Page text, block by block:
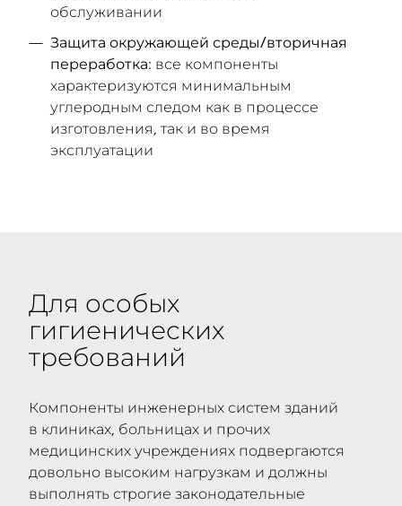
обслуживании
Защита окружающей среды/вторичная
переработка: все компоненты
характеризуются минимальным
углеродным следом как в процессе
изготовления, так и во время
эксплуатации
Для особых
гигиенических
требований
Компоненты инженерных систем зданий
в клиниках, больницах и прочих
медицинских учреждениях подвергаются
довольно высоким нагрузкам и должны
выполнять строгие законодательные